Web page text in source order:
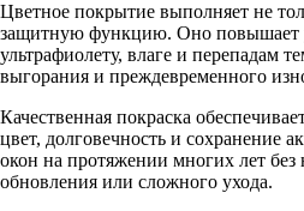
Цветное покрытие выполняет не
защитную функцию. Оно повышает
ультрафиолету, влаге и перепадам
выгорания и преждевременного
Качественная покраска
цвет, долговечность и сохранение
окон на протяжении многих лет без
обновления или сложного ухода.